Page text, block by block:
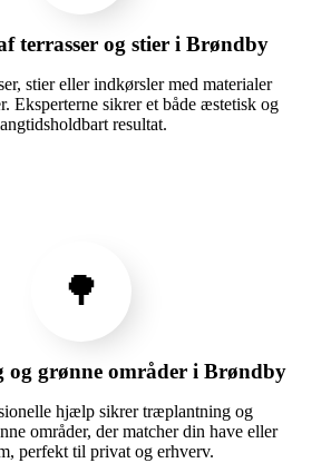
terrasser og stier i Brøndby
stier eller indkørsler med materialer
Eksperterne sikrer et både æstetisk og
resultat.
🌳
grønne områder i Brøndby
hjælp sikrer træplantning og
områder, der matcher din have eller
perfekt til privat og erhverv.